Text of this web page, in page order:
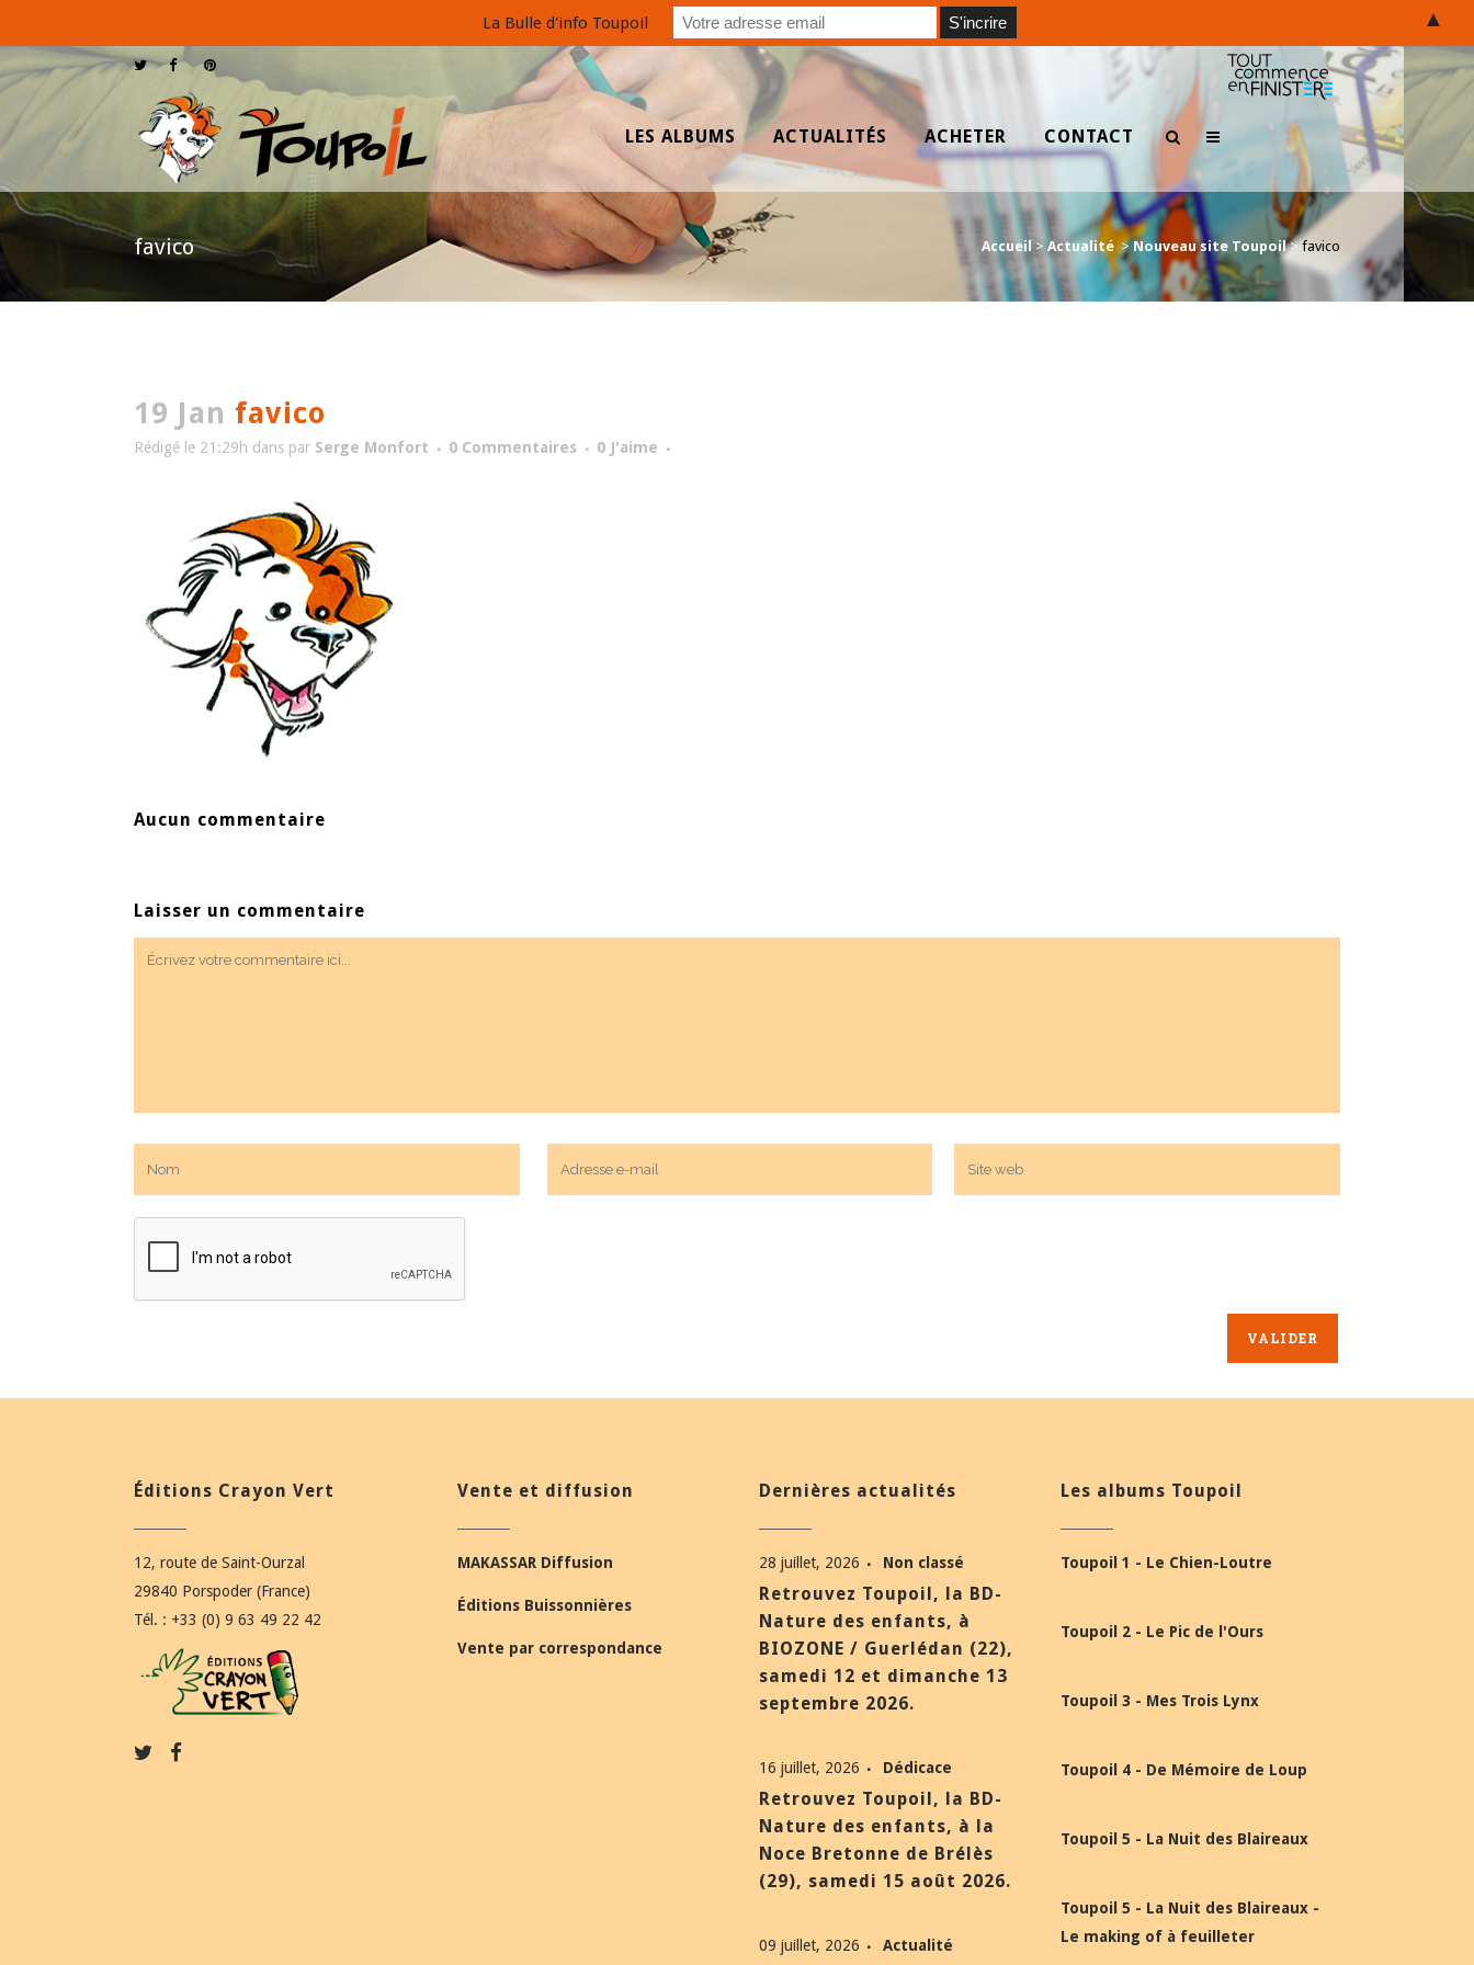
LES ALBUMS ACTUALITÉS ACHETER CONTACT
favico Accueil> Actualité >Nouveau site Toupoil>favico
19 Jan favico
Rédigé le 21:29h dans par Serge Monfort 0 Commentaires 0 J'aime
Aucun commentaire
Laisser un commentaire
Éditions Crayon Vert
12, route de Saint-Ourzal
29840 Porspoder (France)
Tél. : +33 (0) 9 63 49 22 42
Vente et diffusion
MAKASSAR Diffusion
Éditions Buissonnières
Vente par correspondance
Dernières actualités
28 juillet, 2026 Non classé
Retrouvez Toupoil, la BD-
Nature des enfants, à
BIOZONE / Guerlédan (22),
samedi 12 et dimanche 13
septembre 2026.
16 juillet, 2026 Dédicace
Retrouvez Toupoil, la BD-
Nature des enfants, à la
Noce Bretonne de Brélès
(29), samedi 15 août 2026.
09 juillet, 2026 Actualité
Les albums Toupoil
Toupoil 1 - Le Chien-Loutre
Toupoil 2 - Le Pic de l'Ours
Toupoil 3 - Mes Trois Lynx
Toupoil 4 - De Mémoire de Loup
Toupoil 5 - La Nuit des Blaireaux
Toupoil 5 - La Nuit des Blaireaux -
Le making of à feuilleter
La Bulle d'info Toupoil ▲